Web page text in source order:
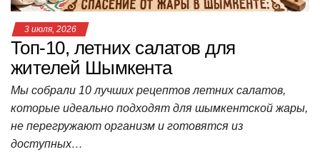
3 июля, 2026
Топ-10, летних салатов для
жителей Шымкента
Мы собрали 10 лучших рецептов летних салатов,
которые идеально подходят для шымкентской жары,
не перегружают организм и готовятся из
доступных…